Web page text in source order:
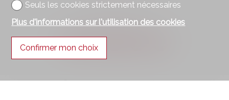
Suivez-nous sur
®
Seuls les cookies strictement nécessaires
Plus d'informations sur l'utilisation des cookies
Confirmer mon choix